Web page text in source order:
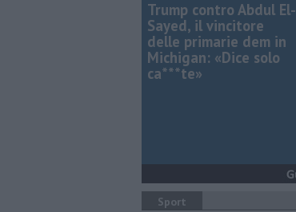
Trump contro Abdul El-
Sayed, il vincitore
delle primarie dem in
Michigan: «Dice solo
ca***te»
Sport